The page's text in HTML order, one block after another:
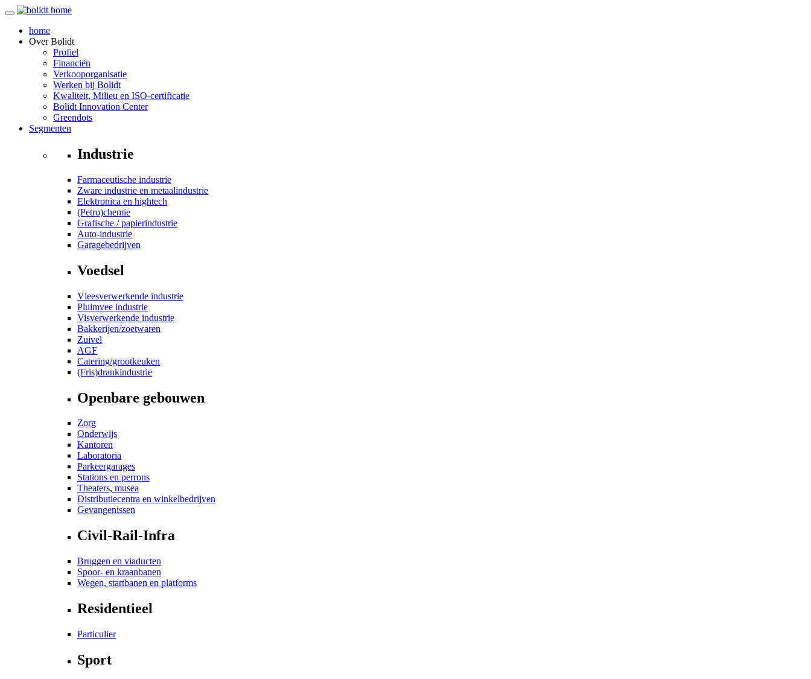
home
OverBolidt
Profiel
Financiën
Verkooporganisatie
Werken bij Bolidt
Kwaliteit, Milieu en ISO-certificatie
Bolidt Innovation Center
Greendots
Segmenten
Industrie
Farmaceutische industrie
Zware industrie en metaalindustrie
Elektronica en hightech
(Petro)chemie
Grafische / papierindustrie
Auto-industrie
Garagebedrijven
Voedsel
Vleesverwerkende industrie
Pluimvee industrie
Visverwerkende industrie
Bakkerijen/zoetwaren
Zuivel
AGF
Catering/grootkeuken
(Fris)drankindustrie
Openbare gebouwen
Zorg
Onderwijs
Kantoren
Laboratoria
Parkeergarages
Stations en perrons
Theaters, musea
Distributiecentra en winkelbedrijven
Gevangenissen
Civil-Rail-Infra
Bruggen en viaducten
Spoor- en kraanbanen
Wegen, startbanen en platforms
Residentieel
Particulier
Sport